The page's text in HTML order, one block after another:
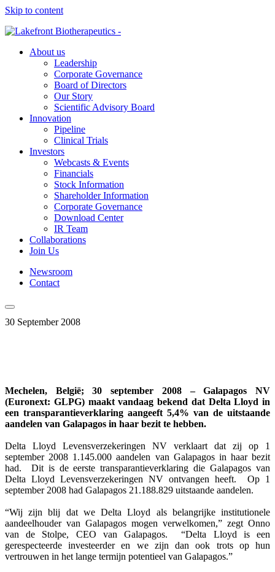
Skip to content
About us
Leadership
Corporate Governance
Board of Directors
Our Story
Scientific Advisory Board
Innovation
Pipeline
Clinical Trials
Investors
Webcasts & Events
Financials
Stock Information
Shareholder Information
Corporate Governance
Download Center
IR Team
Collaborations
Join Us
Newsroom
Contact
30 September 2008
Mechelen, België; 30 september 2008 – Galapagos NV
(Euronext: GLPG) maakt vandaag bekend dat Delta Lloyd in
een transparantieverklaring aangeeft 5,4% van de uitstaande
aandelen van Galapagos in haar bezit te hebben.
Delta Lloyd Levensverzekeringen NV verklaart dat zij op 1
september 2008 1.145.000 aandelen van Galapagos in haar bezit
had. Dit is de eerste transparantieverklaring die Galapagos van
Delta Lloyd Levensverzekeringen NV ontvangen heeft. Op 1
september 2008 had Galapagos 21.188.829 uitstaande aandelen.
“Wij zijn blij dat we Delta Lloyd als belangrijke institutionele
aandeelhouder van Galapagos mogen verwelkomen,” zegt Onno
van de Stolpe, CEO van Galapagos. “Delta Lloyd is een
gerespecteerde investeerder en we zijn dan ook trots op hun
vertrouwen in het lange termijn potentieel van Galapagos.”